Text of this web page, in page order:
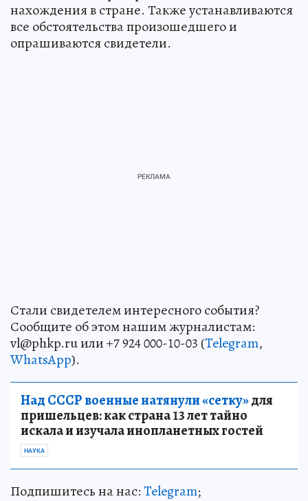
нахождения в стране. Также устанавливаются
все обстоятельства произошедшего и
опрашиваются свидетели.
Стали свидетелем интересного события?
Сообщите об этом нашим журналистам:
vl@phkp.ru или +7 924 000-10-03 (Telegram,
WhatsApp).
Над СССР военные натянули «сетку»для
пришельцев: как страна 13 лет тайно
искала и изучала инопланетных гостей
НАУКА
Подпишитесь на нас:Telegram;